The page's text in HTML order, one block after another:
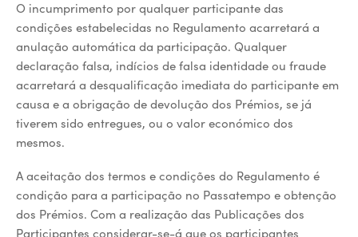
O incumprimento por qualquer participante das
condições estabelecidas no Regulamento acarretará a
anulação automática da participação. Qualquer
declaração falsa, indícios de falsa identidade ou fraude
acarretará a desqualificação imediata do participante em
causa e a obrigação de devolução dos Prémios, se já
tiverem sido entregues, ou o valor económico dos
mesmos.
A aceitação dos termos e condições do Regulamento é
condição para a participação no Passatempo e obtenção
dos Prémios. Com a realização das Publicações dos
Participantes considerar-se-á que os participantes